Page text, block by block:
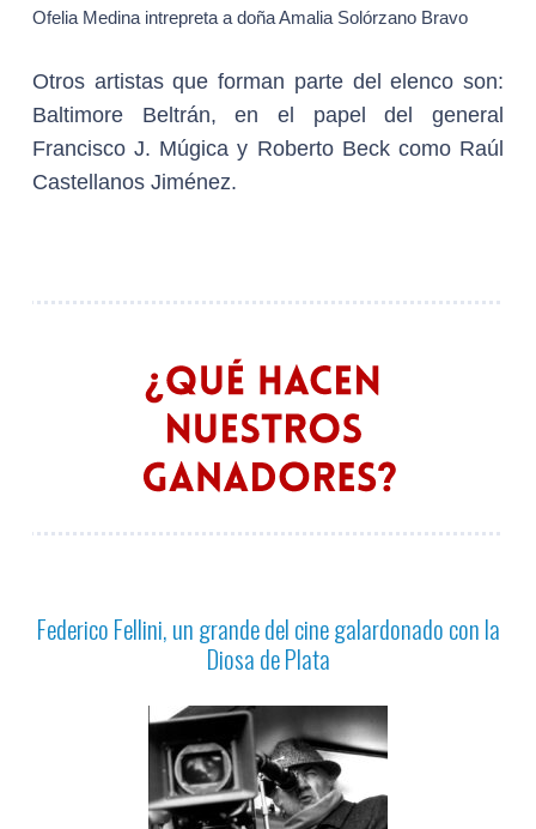
Ofelia Medina intrepreta a doña Amalia Solórzano Bravo
Otros artistas que forman parte del elenco son:
Baltimore Beltrán, en el papel del general
Francisco J. Múgica y Roberto Beck como Raúl
Castellanos Jiménez.
Federico Fellini, un grande del cine galardonado con la
Diosa de Plata